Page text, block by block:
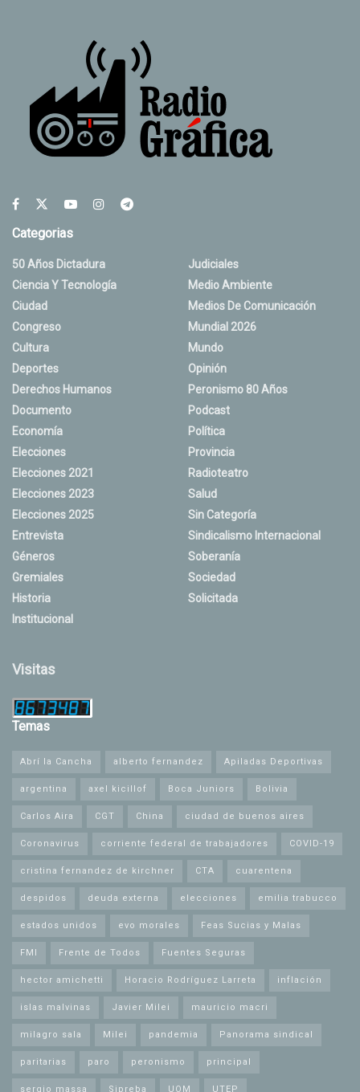
Categorias
50 Años Dictadura
Ciencia Y Tecnología
Ciudad
Congreso
Cultura
Deportes
Derechos Humanos
Documento
Economía
Elecciones
Elecciones 2021
Elecciones 2023
Elecciones 2025
Entrevista
Géneros
Gremiales
Historia
Institucional
Judiciales
Medio Ambiente
Medios De Comunicación
Mundial 2026
Mundo
Opinión
Peronismo 80 Años
Podcast
Política
Provincia
Radioteatro
Salud
Sin Categoría
Sindicalismo Internacional
Soberanía
Sociedad
Solicitada
Visitas
Temas
Abrí la Cancha alberto fernandez Apiladas Deportivas
argentina axel kicillof Boca Juniors Bolivia
Carlos Aira CGT China ciudad de buenos aires
Coronavirus corriente federal de trabajadores COVID-19
cristina fernandez de kirchner CTA cuarentena
despidos deuda externa elecciones emilia trabucco
estados unidos evo morales Feas Sucias y Malas
FMI Frente de Todos Fuentes Seguras
hector amichetti Horacio Rodríguez Larreta inflación
islas malvinas Javier Milei mauricio macri
milagro sala Milei pandemia Panorama sindical
paritarias paro peronismo principal
sergio massa Sipreba UOM UTEP